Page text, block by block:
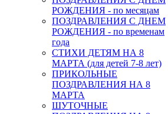
РОЖДЕНИЯ - по месяцам
ПОЗДРАВЛЕНИЯ С ДНЕМ
РОЖДЕНИЯ - по временам
года
СТИХИ ДЕТЯМ НА 8
МАРТА (для детей 7-8 лет)
ПРИКОЛЬНЫЕ
ПОЗДРАВЛЕНИЯ НА 8
МАРТА
ШУТОЧНЫЕ